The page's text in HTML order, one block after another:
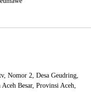
Nomor 2, Desa Geudring,
Besar, Provinsi Aceh,